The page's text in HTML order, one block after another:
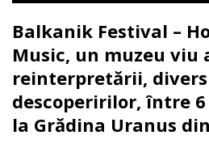
Balkanik Festival –
Music, un muzeu viu
reinterpretării,
descoperirilor, între
la Grădina Uranus